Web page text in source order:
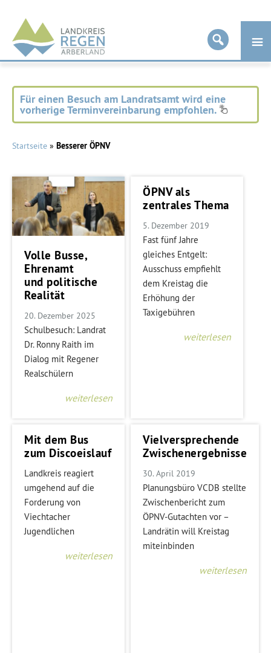
Landkreis
Regen
Für einen Besuch am Landratsamt wird eine
vorherige Terminvereinbarung empfohlen.
Startseite » Besserer ÖPNV
Volle Busse,
Ehrenamt
und politische
Realität
20. Dezember 2025
Schulbesuch: Landrat
Dr. Ronny Raith im
Dialog mit Regener
Realschülern
weiterlesen
ÖPNV als
zentrales Thema
5. Dezember 2019
Fast fünf Jahre
gleiches Entgelt:
Ausschuss empfiehlt
dem Kreistag die
Erhöhung der
Taxigebühren
weiterlesen
Mit dem Bus
zum Discoeislauf
Landkreis reagiert
umgehend auf die
Forderung von
Viechtacher
Jugendlichen
weiterlesen
Vielversprechende
Zwischenergebnisse
30. April 2019
Planungsbüro VCDB stellte
Zwischenbericht zum
ÖPNV-Gutachten vor –
Landrätin will Kreistag
miteinbinden
weiterlesen